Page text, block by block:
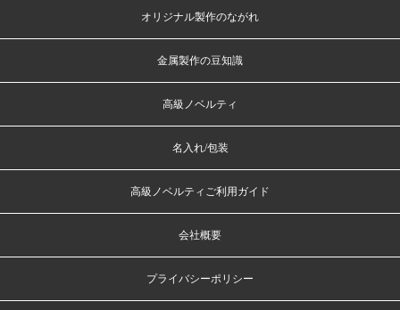
オリジナル製作のながれ
金属製作の豆知識
高級ノベルティ
名入れ/包装
高級ノベルティご利用ガイド
会社概要
プライバシーポリシー